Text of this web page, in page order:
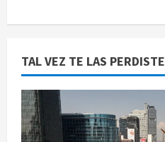
TAL VEZ TE LAS PERDISTE